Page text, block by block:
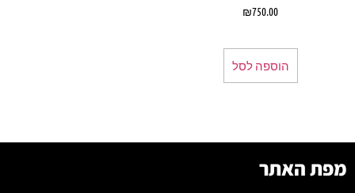
₪750.00
הוספה לסל
מפת האתר